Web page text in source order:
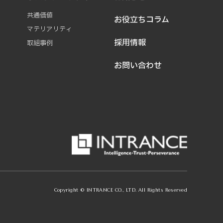
共通価値
マテリアリティ
取組事例
お役立ちコラム
採用情報
お問い合わせ
Copyright © INTRANCE CO., LTD. All Rights Reserved